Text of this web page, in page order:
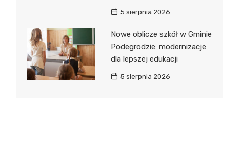
5 sierpnia 2026
Nowe oblicze szkół w Gminie
Podegrodzie: modernizacje
dla lepszej edukacji
5 sierpnia 2026